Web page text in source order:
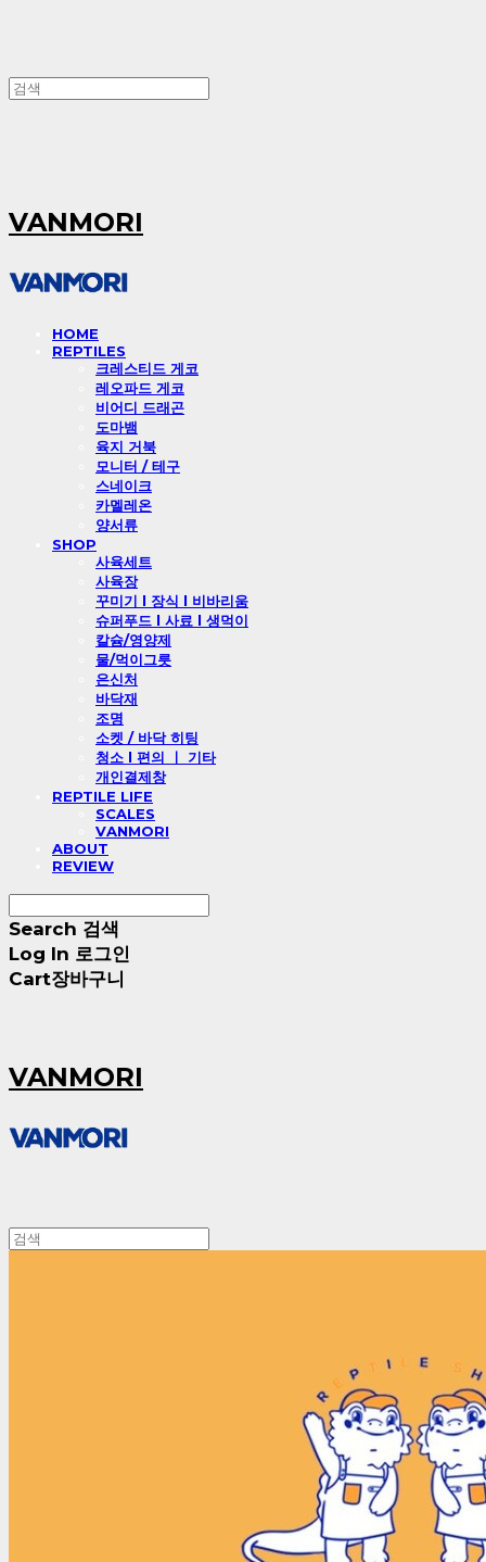
VANMORI
HOME
REPTILES
크레스티드 게코
레오파드 게코
비어디 드래곤
도마뱀
육지 거북
모니터 / 테구
스네이크
카멜레온
양서류
SHOP
사육세트
사육장
꾸미기 l 장식 l 비바리움
슈퍼푸드 l 사료 l 생먹이
칼슘/영양제
물/먹이그릇
은신처
바닥재
조명
소켓 / 바닥 히팅
청소 l 편의 ㅣ 기타
개인결제창
REPTILE LIFE
SCALES
VANMORI
ABOUT
REVIEW
Search 검색
Log In 로그인
Cart장바구니
VANMORI